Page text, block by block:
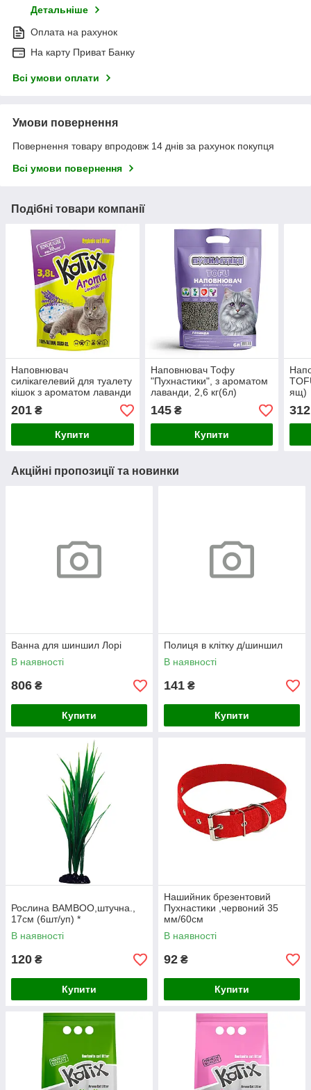
Детальніше
Оплата на рахунок
На карту Приват Банку
Всі умови оплати
Умови повернення
Повернення товару впродовж 14 днів за рахунок покупця
Всі умови повернення
Подібні товари компанії
Наповнювач
силікагелевий для туалету
кішок з ароматом лаванди
201 ₴
Купити
Наповнювач Тофу
"Пухнастики", з ароматом
лаванди, 2,6 кг(6л)
145₴
Купити
ящ)
312
Акційні пропозиції та новинки
Ванна для шиншил Лорі
В наявності
806 ₴
Купити
Полиця в клітку д/шиншил
В наявності
141 ₴
Купити
Рослина BAMBOO,штучна.,
17см (6шт/уп) *
В наявності
120 ₴
Купити
Нашийник брезентовий
Пухнастики ,червоний 35
мм/60см
В наявності
92 ₴
Купити